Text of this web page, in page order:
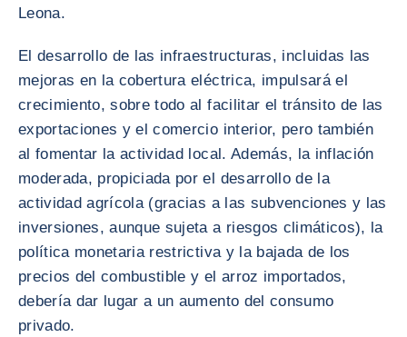
Leona.
El desarrollo de las infraestructuras, incluidas las
mejoras en la cobertura eléctrica, impulsará el
crecimiento, sobre todo al facilitar el tránsito de las
exportaciones y el comercio interior, pero también
al fomentar la actividad local. Además, la inflación
moderada, propiciada por el desarrollo de la
actividad agrícola (gracias a las subvenciones y las
inversiones, aunque sujeta a riesgos climáticos), la
política monetaria restrictiva y la bajada de los
precios del combustible y el arroz importados,
debería dar lugar a un aumento del consumo
privado.